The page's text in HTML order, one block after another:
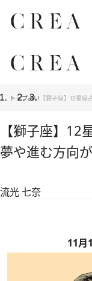
トップ占い 【獅子座】12星
【獅子座】12
夢や進む方向
流光 七奈
11月